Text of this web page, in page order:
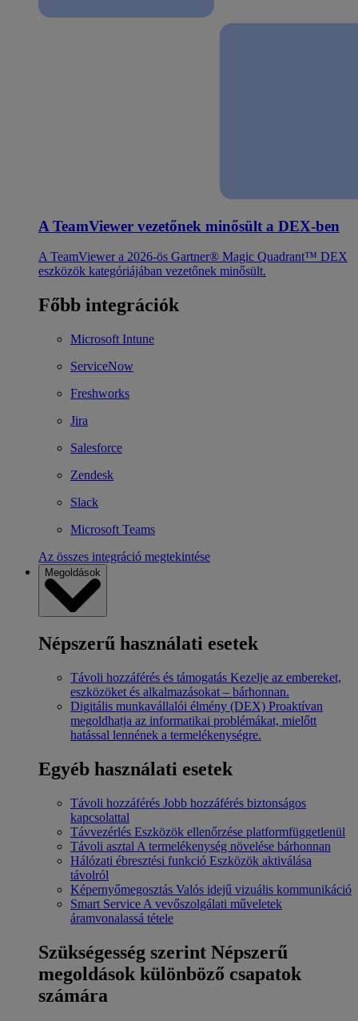
A TeamViewer vezetőnek minősült a DEX-ben
A TeamViewer a 2026-ös Gartner® Magic Quadrant™ DEX
eszközök kategóriájában vezetőnek minősült.
Főbb integrációk
Microsoft Intune
ServiceNow
Freshworks
Jira
Salesforce
Zendesk
Slack
Microsoft Teams
Az összes integráció megtekintése
Megoldások
Népszerű használati esetek
Távoli hozzáférés és támogatás Kezelje az embereket,
eszközöket és alkalmazásokat – bárhonnan.
Digitális munkavállalói élmény (DEX) Proaktívan
megoldhatja az informatikai problémákat, mielőtt
hatással lennének a termelékenységre.
Egyéb használati esetek
Távoli hozzáférés Jobb hozzáférés biztonságos
kapcsolattal
Távvezérlés Eszközök ellenőrzése platformfüggetlenül
Távoli asztal A termelékenység növelése bárhonnan
Hálózati ébresztési funkció Eszközök aktiválása
távolról
Képernyőmegosztás Valós idejű vizuális kommunikáció
Smart Service A vevőszolgálati műveletek
áramvonalassá tétele
Szükségesség szerint Népszerű
megoldások különböző csapatok
számára